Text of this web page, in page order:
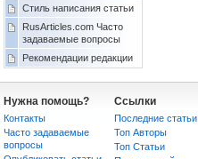
Стиль написания статьи
RusArticles.com Часто
задаваемые вопросы
Рекомендации редакции
Нужна помощь?
Контакты
Часто задаваемые
вопросы
Ссылки
Последние статьи
Топ Авторы
Топ Статьи